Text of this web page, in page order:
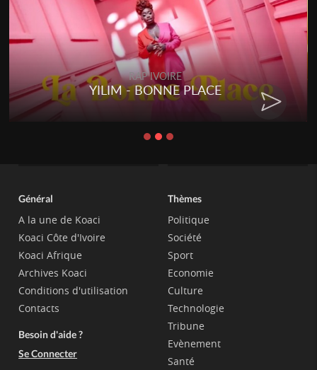
RAP IVOIRE
YILIM - BONNE PLACE
Général
A la une de Koaci
Koaci Côte d'Ivoire
Koaci Afrique
Archives Koaci
Conditions d'utilisation
Contacts
Besoin d'aide ?
Se Connecter
Thèmes
Politique
Société
Sport
Economie
Culture
Technologie
Tribune
Evènement
Santé